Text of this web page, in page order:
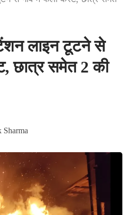
लाइन टूटने से
छात्र समेत 2 की
Sharma